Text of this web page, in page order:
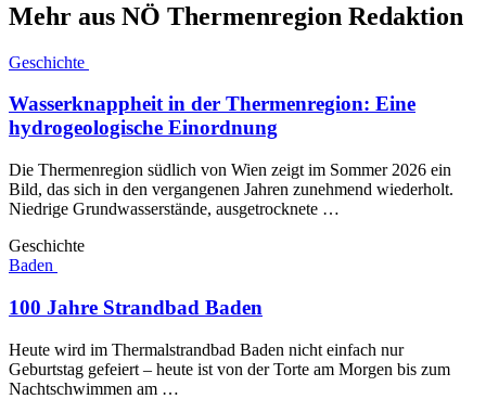
Mehr aus NÖ Thermenregion Redaktion
Geschichte
Wasserknappheit in der Thermenregion: Eine
hydrogeologische Einordnung
Die Thermenregion südlich von Wien zeigt im Sommer 2026 ein
Bild, das sich in den vergangenen Jahren zunehmend wiederholt.
Niedrige Grundwasserstände, ausgetrocknete …
Geschichte
Baden
100 Jahre Strandbad Baden
Heute wird im Thermalstrandbad Baden nicht einfach nur
Geburtstag gefeiert – heute ist von der Torte am Morgen bis zum
Nachtschwimmen am …